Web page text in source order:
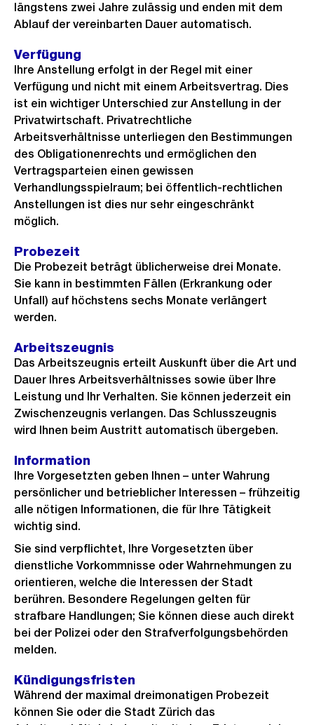
längstens zwei Jahre zulässig und enden mit dem
Ablauf der vereinbarten Dauer automatisch.
Verfügung
Ihre Anstellung erfolgt in der Regel mit einer
Verfügung und nicht mit einem Arbeitsvertrag. Dies
ist ein wichtiger Unterschied zur Anstellung in der
Privatwirtschaft. Privatrechtliche
Arbeitsverhältnisse unterliegen den Bestimmungen
des Obligationenrechts und ermöglichen den
Vertragsparteien einen gewissen
Verhandlungsspielraum; bei öffentlich-rechtlichen
Anstellungen ist dies nur sehr eingeschränkt
möglich.
Probezeit
Die Probezeit beträgt üblicherweise drei Monate.
Sie kann in bestimmten Fällen (Erkrankung oder
Unfall) auf höchstens sechs Monate verlängert
werden.
Arbeitszeugnis
Das Arbeitszeugnis erteilt Auskunft über die Art und
Dauer Ihres Arbeitsverhältnisses sowie über Ihre
Leistung und Ihr Verhalten. Sie können jederzeit ein
Zwischenzeugnis verlangen. Das Schlusszeugnis
wird Ihnen beim Austritt automatisch übergeben.
Information
Ihre Vorgesetzten geben Ihnen – unter Wahrung
persönlicher und betrieblicher Interessen – frühzeitig
alle nötigen Informationen, die für Ihre Tätigkeit
wichtig sind.
Sie sind verpflichtet, Ihre Vorgesetzten über
dienstliche Vorkommnisse oder Wahrnehmungen zu
orientieren, welche die Interessen der Stadt
berühren. Besondere Regelungen gelten für
strafbare Handlungen; Sie können diese auch direkt
bei der Polizei oder den Strafverfolgungsbehörden
melden.
Kündigungsfristen
Während der maximal dreimonatigen Probezeit
können Sie oder die Stadt Zürich das